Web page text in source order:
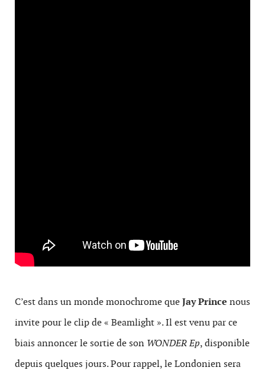
C’est dans un monde monochrome queJay Prince nous
invite pour le clip de « Beamlight ». Il est venu par ce
biais annoncer le sortie de son WONDER Ep, disponible
depuis quelques jours. Pour rappel, le Londonien sera